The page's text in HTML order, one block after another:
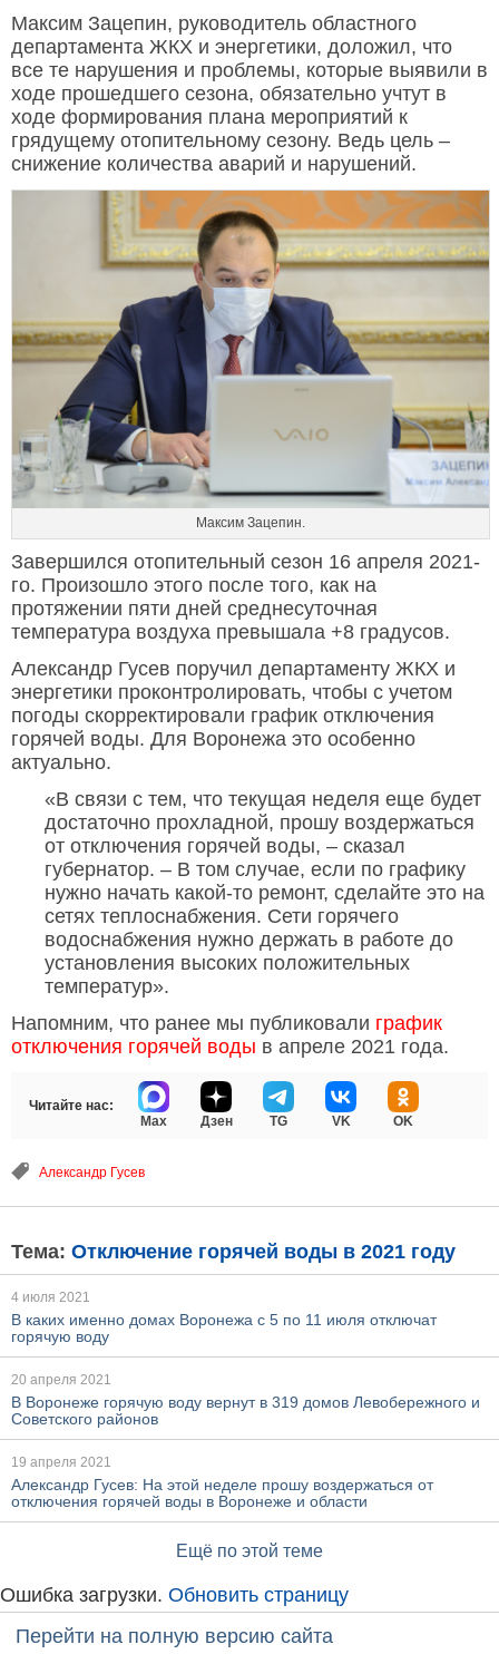
Максим Зацепин, руководитель областного
департамента ЖКХ и энергетики, доложил, что
все те нарушения и проблемы, которые выявили в
ходе прошедшего сезона, обязательно учтут в
ходе формирования плана мероприятий к
грядущему отопительному сезону. Ведь цель –
снижение количества аварий и нарушений.
Максим Зацепин.
Завершился отопительный сезон 16 апреля 2021-
го. Произошло этого после того, как на
протяжении пяти дней среднесуточная
температура воздуха превышала +8 градусов.
Александр Гусев поручил департаменту ЖКХ и
энергетики проконтролировать, чтобы с учетом
погоды скорректировали график отключения
горячей воды. Для Воронежа это особенно
актуально.
«В связи с тем, что текущая неделя еще будет
достаточно прохладной, прошу воздержаться
от отключения горячей воды, – сказал
губернатор. – В том случае, если по графику
нужно начать какой-то ремонт, сделайте это на
сетях теплоснабжения. Сети горячего
водоснабжения нужно держать в работе до
установления высоких положительных
температур».
Напомним, что ранее мы публиковали график
отключения горячей воды в апреле 2021 года.
Читайте нас:
Max
Дзен TG VK OK
Александр Гусев
Тема: Отключение горячей воды в 2021 году
4 июля 2021
В каких именно домах Воронежа с 5 по 11 июля отключат
горячую воду
20 апреля 2021
В Воронеже горячую воду вернут в 319 домов Левобережного и
Советского районов
19 апреля 2021
Александр Гусев: На этой неделе прошу воздержаться от
отключения горячей воды в Воронеже и области
Ещё по этой теме
Ошибка загрузки. Обновить страницу
Перейти на полную версию сайта